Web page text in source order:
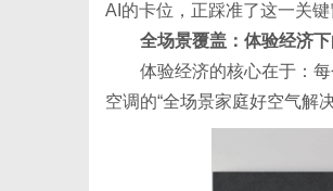
AI的卡位，正踩准了这一关键
全场景覆盖：体验经济
体验经济的核心在于：
空调的“全场景家庭好空气解